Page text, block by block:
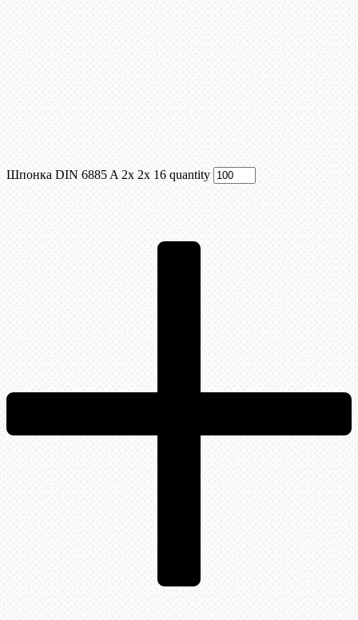
Шпонка DIN 6885 A 2x 2x 16 quantity